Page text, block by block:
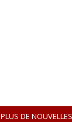
PLUS DE NOUVELLES